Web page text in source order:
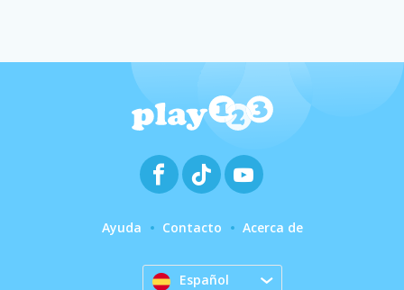
Ayuda Contacto Acerca de
Español